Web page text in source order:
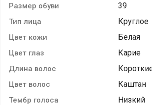
Размер обуви 39
Тип лица Круглое
Цвет кожи Белая
Цвет глаз Карие
Длина волос
Цвет волос Каштан
Тембр голоса Низкий